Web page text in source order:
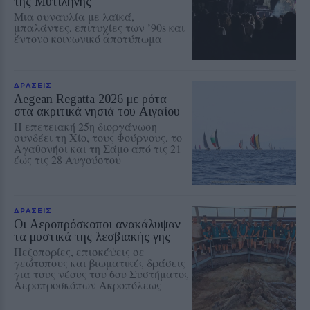
Μια συναυλία με λαϊκά,
μπαλάντες, επιτυχίες των ’90s και
έντονο κοινωνικό αποτύπωμα
ΔΡΑΣΕΙΣ
Aegean Regatta 2026 με ρότα
στα ακριτικά νησιά του Αιγαίου
Η επετειακή 25η διοργάνωση
συνδέει τη Χίο, τους Φούρνους, το
Αγαθονήσι και τη Σάμο από τις 21
έως τις 28 Αυγούστου
ΔΡΑΣΕΙΣ
Οι Αεροπρόσκοποι ανακάλυψαν
τα μυστικά της λεσβιακής γης
Πεζοπορίες, επισκέψεις σε
γεώτοπους και βιωματικές δράσεις
για τους νέους του 6ου Συστήματος
Αεροπροσκόπων Ακροπόλεως